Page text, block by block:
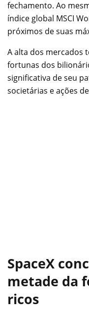
fechamento. Ao
índice global MSCI
próximos de suas
A alta dos mercados
fortunas dos
significativa de seu
societárias e ações
SpaceX
metade da
ricos